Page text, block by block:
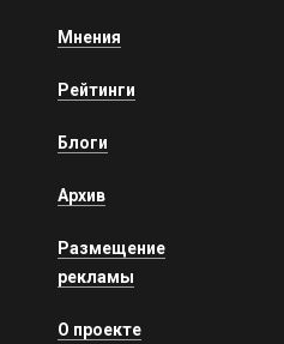
Мнения
Рейтинги
Блоги
Архив
Размещение
рекламы
О проекте